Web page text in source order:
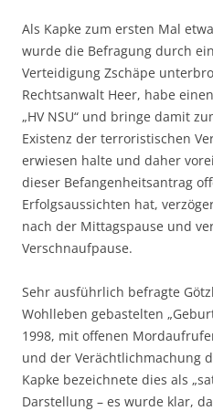
Als Kapke zum ersten Mal
wurde die Befragung durch
Verteidigung Zschäpe
Rechtsanwalt Heer, habe
„HV NSU“ und bringe damit
Existenz der terroristischen
erwiesen halte und daher
dieser Befangenheitsantrag
Erfolgsaussichten hat,
nach der Mittagspause und
Verschnaufpause.
Sehr ausführlich befragte
Wohlleben gebastelten
1998, mit offenen
und der Verächtlichmachung
Kapke bezeichnete dies als
Darstellung – es wurde klar,